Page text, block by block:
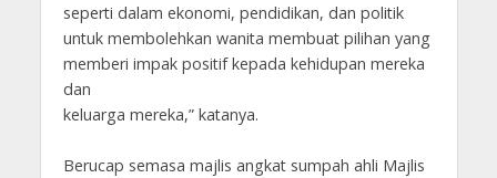
seperti dalam ekonomi, pendidikan, dan politik
untuk membolehkan wanita membuat pilihan yang
memberi impak positif kepada kehidupan mereka
dan
keluarga mereka,” katanya.
Berucap semasa majlis angkat sumpah ahli Majlis